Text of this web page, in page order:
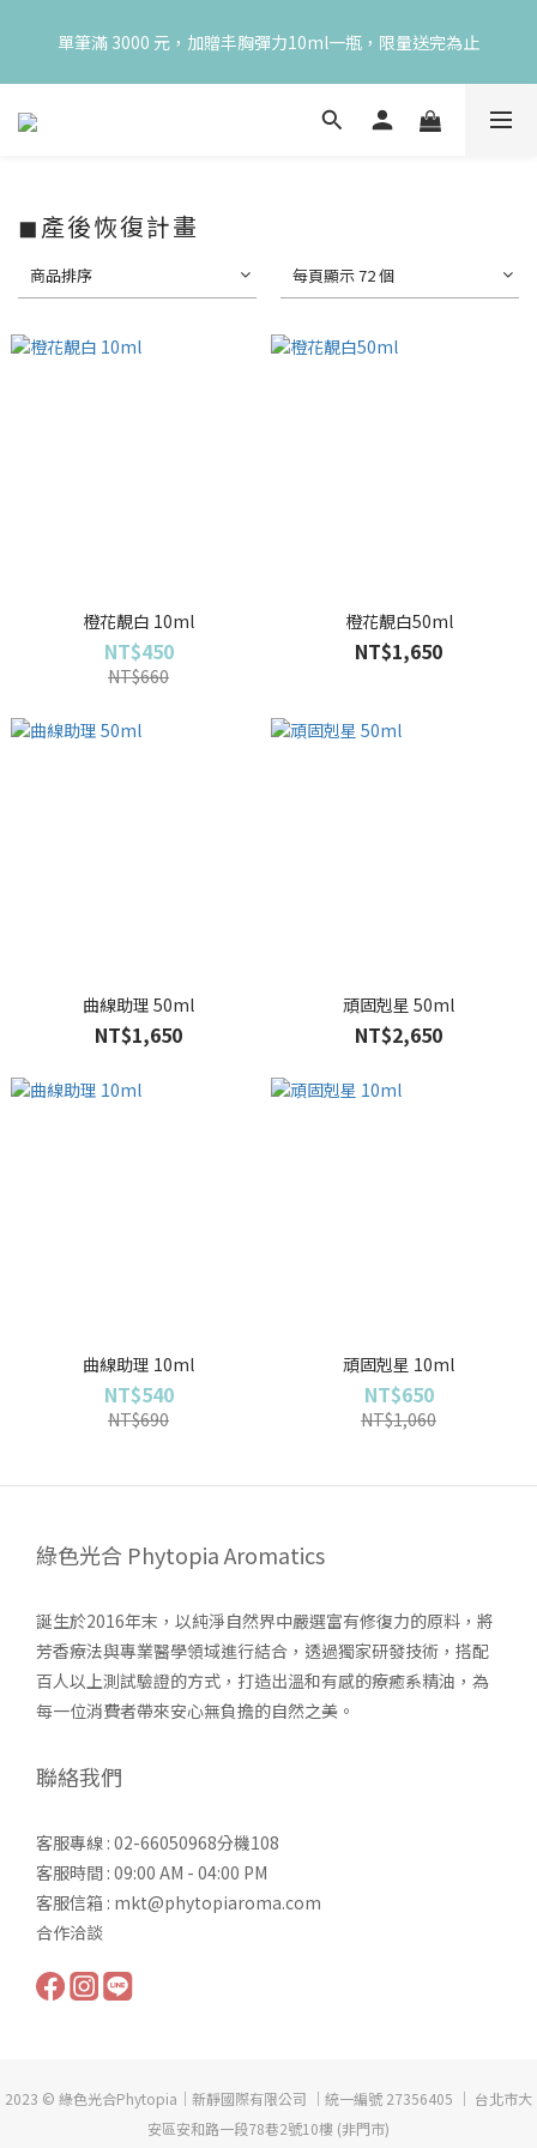
隨身瓶，再享超值滿額贈 👉
單筆滿 3000 元，加贈丰胸彈力10ml一瓶，限量送完為止
😍 8月慶典！250ml 無痛/深呼吸/橙花開賣！獨享 68 折再送 20ml
◼產後恢復計畫
商品排序 每頁顯示 72 個
橙花靚白 10ml
NT$450
NT$660
橙花靚白50ml
NT$1,650
曲線助理 50ml
NT$1,650
頑固剋星 50ml
NT$2,650
曲線助理 10ml
NT$540
NT$690
頑固剋星 10ml
NT$650
NT$1,060
綠色光合 Phytopia Aromatics
誕生於2016年末，以純淨自然界中嚴選富有修復力的原料，將
芳香療法與專業醫學領域進行結合，透過獨家研發技術，搭配
百人以上測試驗證的方式，打造出溫和有感的療癒系精油，為
每一位消費者帶來安心無負擔的自然之美。
聯絡我們
客服專線 : 02-66050968分機108
客服時間 : 09:00 AM - 04:00 PM
客服信箱 : mkt@phytopiaroma.com
合作洽談
2023 © 綠色光合Phytopia｜新靜國際有限公司 ｜統一編號 27356405 ｜ 台北市大
安區安和路一段78巷2號10樓 (非門市)